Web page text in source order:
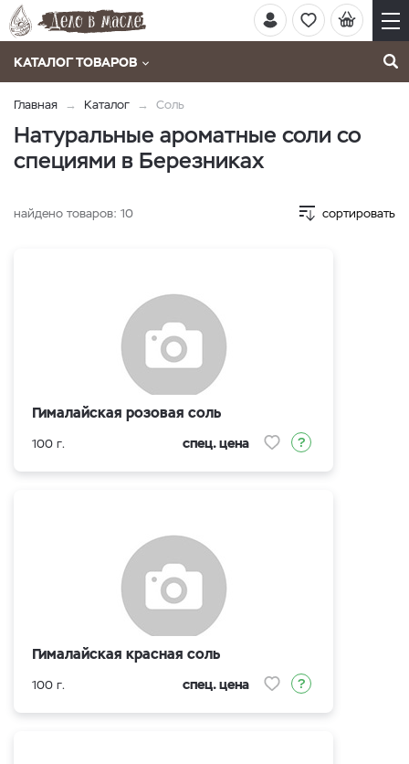
КАТАЛОГ ТОВАРОВ
Главная Каталог Соль
Натуральные ароматные соли со
специями в Березниках
найдено товаров: 10 сортировать
Гималайская розовая соль
100 г. спец. цена
Гималайская красная соль
100 г. спец. цена